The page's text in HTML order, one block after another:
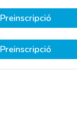
Preinscripció
Preinscripció